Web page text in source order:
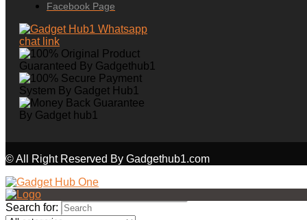
Facebook Page
© All Right Reserved By Gadgethub1.com
Search for: